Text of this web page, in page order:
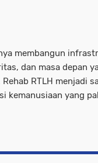
membangun
dan masa depan
RTLH menjadi
kemanusiaan yang